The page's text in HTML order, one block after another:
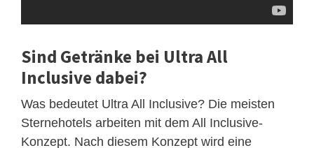
Sind Getränke bei Ultra All
Inclusive dabei?
Was bedeutet Ultra All Inclusive? Die meisten
Sternehotels arbeiten mit dem All Inclusive-
Konzept. Nach diesem Konzept wird eine